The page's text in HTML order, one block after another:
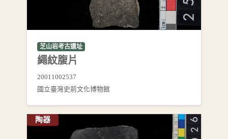
芝山岩考古遺址
繩紋腹片
20011002537
國立臺灣史前文化博物館
陶器